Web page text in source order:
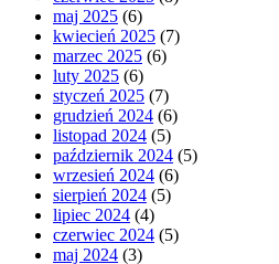
maj 2025 (6)
kwiecień 2025 (7)
marzec 2025 (6)
luty 2025 (6)
styczeń 2025 (7)
grudzień 2024 (6)
listopad 2024 (5)
październik 2024 (5)
wrzesień 2024 (6)
sierpień 2024 (5)
lipiec 2024 (4)
czerwiec 2024 (5)
maj 2024 (3)